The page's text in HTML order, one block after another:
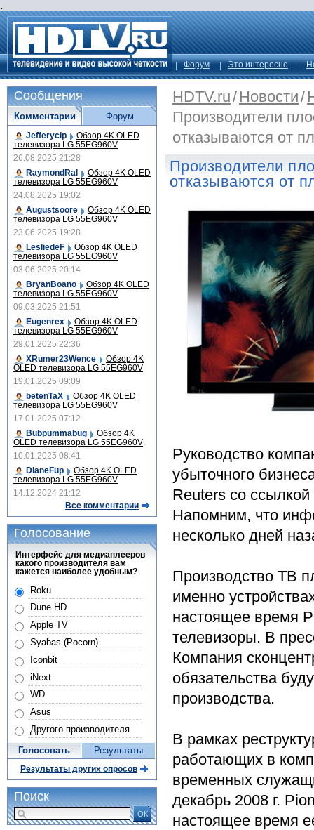
.
Форум Это интересно
HDTV.ru/Новости/
Производители
отказываются от
Производители
отказываются от
Руководство
убыточного
Reuters со
Напомним, что
несколько дней
Производство ТВ
именно
настоящее время
телевизоры. В
Компания
обязательства
производства.
В рамках
работающих в
временных
декабрь 2008 г.
настоящее время
Сообщения
Комментарии
Jefferycip Обзор 4K OLED
телевизора LG 55EG960V
26.08.2025 21:28
RaymondRal
Обзор 4K OLED
телевизора LG 55EG960V
24.08.2025 19:02
Augustsoore
Обзор 4K OLED
телевизора LG 55EG960V
23.06.2025 19:28
LesliedeF
Обзор 4K OLED
телевизора LG 55EG960V
03.06.2025 20:14
BryanBoano
Обзор 4K OLED
телевизора LG 55EG960V
09.03.2025 21:51
Eugenrex
Обзор 4K OLED
телевизора LG 55EG960V
29.01.2025 22:36
XRumer23Wence
Обзор 4K
OLED телевизора LG 55EG960V
19.01.2025 09:09
betenTaX
Обзор 4K OLED
телевизора LG 55EG960V
17.01.2025 07:12
Bubpummabug
Обзор 4K
OLED телевизора LG 55EG960V
10.01.2025 08:41
DianeFup
Обзор 4K OLED
телевизора LG 55EG960V
14.12.2024 21:12
Все комментарии
Форум
Голосование
Интерфейс для медиаплееров
какого производителя вам
кажется наиболее удобным?
Roku
Dune HD
Apple TV
Syabas (Pocorn)
Iconbit
iNext
WD
Asus
Другого производителя
Голосовать Результаты
Результаты других опросов
Поиск
ОК